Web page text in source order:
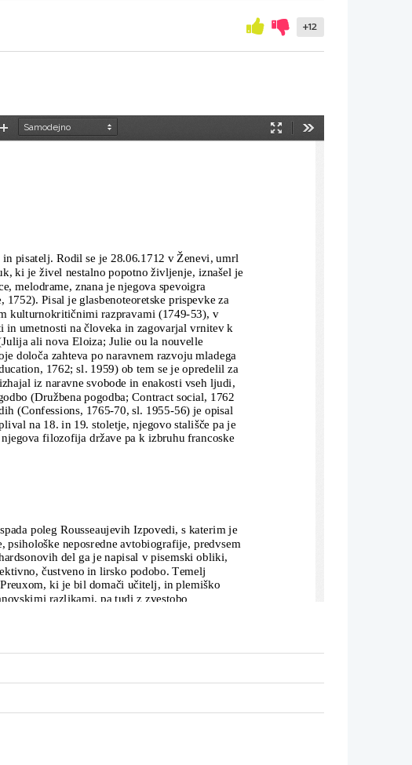
+12
Način
Povečaj
pisatelj. Rodil se je 28.06.1712 v Ženevi, umrl
ki je živel nestalno popotno življenje, iznašel je
melodrame, znana je njegova spevoigra
Pisal je glasbenoteoretske prispevke za
kulturnokritičnimi razpravami (1749-53), v
in umetnosti na človeka in zagovarjal vrnitev k
ali nova Eloiza; Julie ou la nouvelle
določa zahteva po naravnem razvoju mladega
1762; sl. 1959) ob tem se je opredelil za
iz naravne svobode in enakosti vseh ljudi,
(Družbena pogodba; Contract social, 1762
(Confessions, 1765-70, sl. 1955-56) je opisal
na 18. in 19. stoletje, njegovo stališče pa je
filozofija države pa k izbruhu francoske
poleg Rousseaujevih Izpovedi, s katerim je
neposredne avtobiografije, predvsem
del ga je napisal v pisemski obliki,
čustveno in lirsko podobo. Temelj
ki je bil domači učitelj, in plemiško
razlikami, pa tudi z zvestobo
namesto nje zagovarja vrnitev k preprostemu,
kult čustva, strasti, individualizma, ljubezen
močnejša od družbe in celo smrti.
strastno in nesrečno ljubezensko zgodbo
ter Eloizo, nečakinjo kanonika